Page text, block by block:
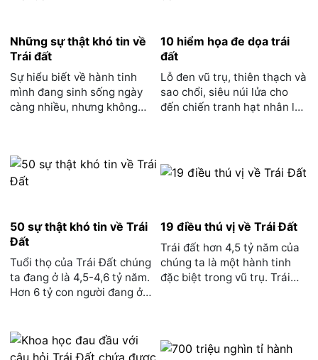
Những sự thật khó tin về
Trái đất
Sự hiểu biết về hành tinh
mình đang sinh sống ngày
càng nhiều, nhưng không
10 hiểm họa đe dọa trái
đất
Lỗ đen vũ trụ, thiên thạch và
sao chổi, siêu núi lửa cho
đến chiến tranh hạt nhân là
50 sự thật khó tin về Trái
Đất
Tuổi thọ của Trái Đất chúng
ta đang ở là 4,5-4,6 tỷ năm.
Hơn 6 tỷ con người đang ở
19 điều thú vị về Trái Đất
Trái đất hơn 4,5 tỷ năm của
chúng ta là một hành tinh
đặc biệt trong vũ trụ. Trái